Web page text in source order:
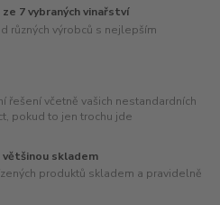
7 vybraných vinařství
různých výrobců s nejlepším
řešení včetně vašich nestandardních
pokud to jen trochu jde
skladem
produktů skladem a pravidelně